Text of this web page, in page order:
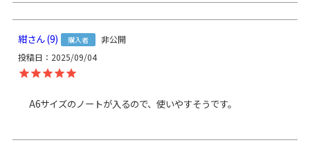
備考
生地の裁断により柄の出方は一点一点異なります。柄の指定
紺 9 購入者
非公開
投稿日
2025/09/04
A6サイズのノートが入るので、使いやすそうです。